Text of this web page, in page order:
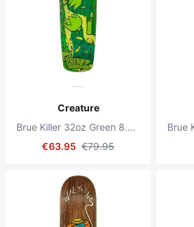
Creature
Brue Killer 32oz Green 8.6" Skateboard Deck
€63.95 €79.95